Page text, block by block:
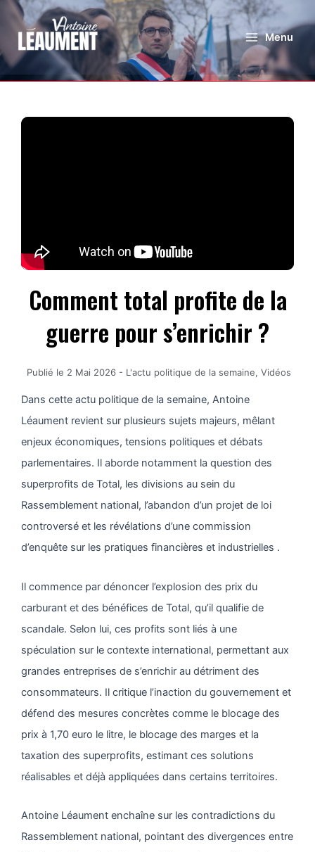
Menu
Comment total profite de la
guerre pour s’enrichir ?
Publié le 2 Mai 2026 - L'actu politique de la semaine, Vidéos
Dans cette actu politique de la semaine, Antoine
Léaument revient sur plusieurs sujets majeurs, mêlant
enjeux économiques, tensions politiques et débats
parlementaires. Il aborde notamment la question des
superprofits de Total, les divisions au sein du
Rassemblement national, l’abandon d’un projet de loi
controversé et les révélations d’une commission
d’enquête sur les pratiques financières et industrielles .
Il commence par dénoncer l’explosion des prix du
carburant et des bénéfices de Total, qu’il qualifie de
scandale. Selon lui, ces profits sont liés à une
spéculation sur le contexte international, permettant aux
grandes entreprises de s’enrichir au détriment des
consommateurs. Il critique l’inaction du gouvernement et
défend des mesures concrètes comme le blocage des
prix à 1,70 euro le litre, le blocage des marges et la
taxation des superprofits, estimant ces solutions
réalisables et déjà appliquées dans certains territoires.
Antoine Léaument enchaîne sur les contradictions du
Rassemblement national, pointant des divergences entre